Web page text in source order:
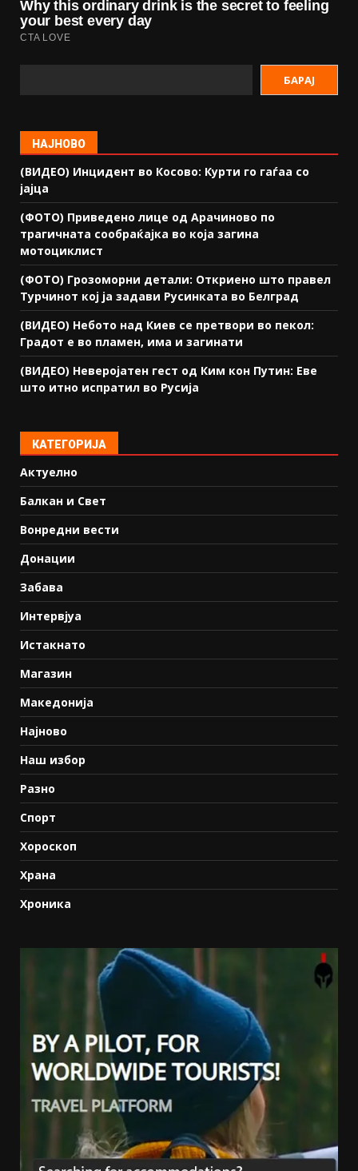
БАРАЈ
НАЈНОВО
(ВИДЕО) Инцидент во Косово: Курти го гаѓаа со
јајца
(ФОТО) Приведено лице од Арачиново по
трагичната сообраќајка во која загина
мотоциклист
(ФОТО) Грозоморни детали: Откриено што правел
Турчинот кој ја задави Русинката во Белград
(ВИДЕО) Небото над Киев се претвори во пекол:
Градот е во пламен, има и загинати
(ВИДЕО) Неверојатен гест од Ким кон Путин: Еве
што итно испратил во Русија
КАТЕГОРИЈА
Актуелно
Балкан и Свет
Вонредни вести
Донации
Забава
Интервјуа
Истакнато
Магазин
Македонија
Најново
Наш избор
Разно
Спорт
Хороскоп
Храна
Хроника